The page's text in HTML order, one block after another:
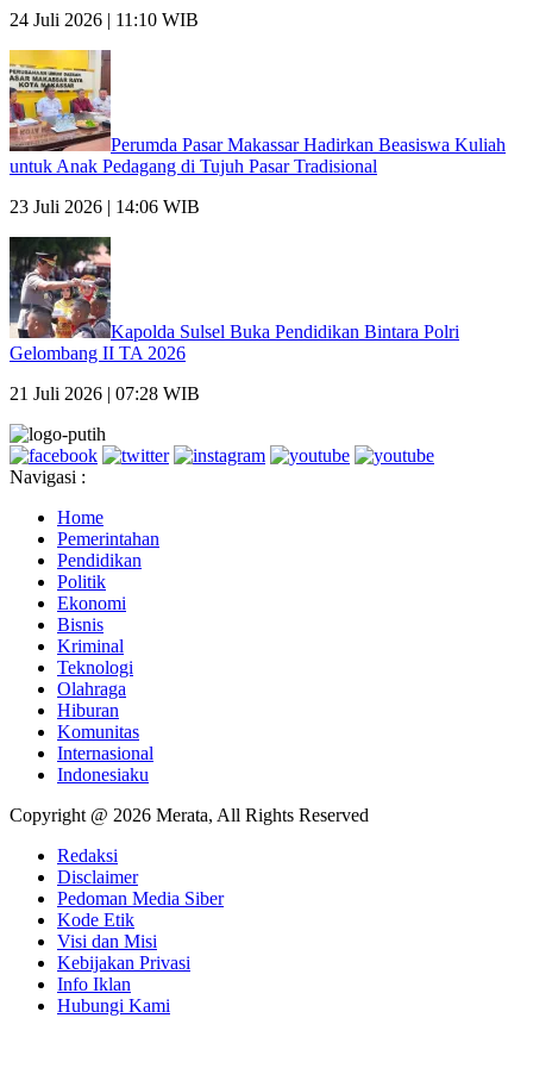
24 Juli 2026 | 11:10 WIB
Perumda Pasar Makassar Hadirkan Beasiswa Kuliah
untuk Anak Pedagang di Tujuh Pasar Tradisional
23 Juli 2026 | 14:06 WIB
Kapolda Sulsel Buka Pendidikan Bintara Polri
Gelombang II TA 2026
21 Juli 2026 | 07:28 WIB
Navigasi :
Home
Pemerintahan
Pendidikan
Politik
Ekonomi
Bisnis
Kriminal
Teknologi
Olahraga
Hiburan
Komunitas
Internasional
Indonesiaku
Copyright @ 2026 Merata, All Rights Reserved
Redaksi
Disclaimer
Pedoman Media Siber
Kode Etik
Visi dan Misi
Kebijakan Privasi
Info Iklan
Hubungi Kami